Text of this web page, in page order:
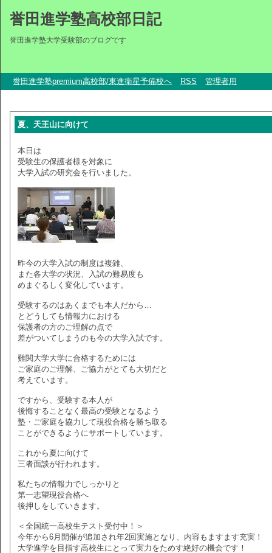
誉田進学塾高校部日記
誉田進学塾大学受験部のブログです
誉田進学塾premium高校部/東進衛星予備校へ RSS 管理者用
夏、天王山に向けて
本日は
受験生の保護者様を対象に
大学入試の研究会を行いました。
昨今の大学入試の制度は複雑、
また各大学の状況、入試の難易度も
めまぐるしく変化しています。
受験するのはあくまでも本人だから…
とどうしても情報力における
保護者の方のご理解の点で
差がついてしまうのも今の大学入試です。
難関大学大学に合格するためには
ご家庭のご理解、ご協力がとても大切だと
考えています。
ですから、受験する本人が
後悔することなく最高の受験となるよう
塾・ご家庭を協力して現役合格を勝ち取る
ことができるようにサポートしています。
これから夏に向けて
三者面談が行われます。
私たちの情報力でしっかりと
第一志望現役合格へ
後押しをしていきます。
＜全国統一高校生テスト受付中！＞
今年から6月開催が追加され年2回実施となり、内容もますます充実！
大学進学を目指す高校生にとって実力をためす絶好の機会です！